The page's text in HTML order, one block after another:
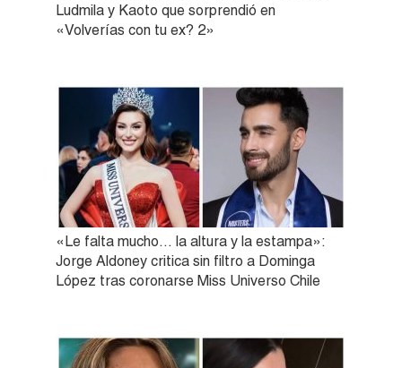
Ludmila y Kaoto que sorprendió en
«Volverías con tu ex? 2»
«Le falta mucho… la altura y la estampa»:
Jorge Aldoney critica sin filtro a Dominga
López tras coronarse Miss Universo Chile